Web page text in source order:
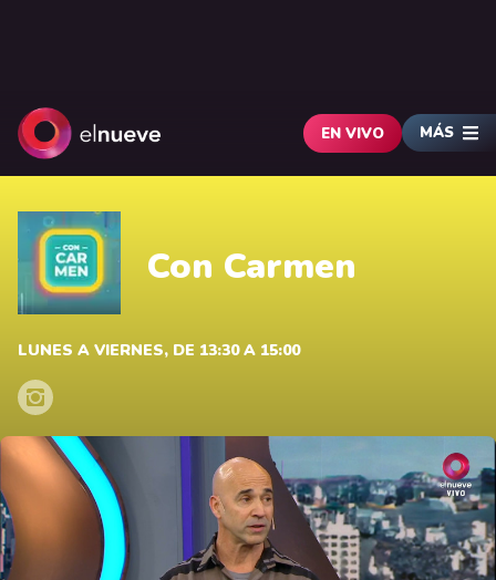
EN VIVO MÁS
Con Carmen
LUNES A VIERNES, DE 13:30 A 15:00